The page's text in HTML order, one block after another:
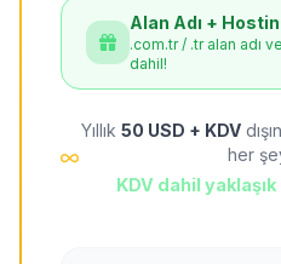
Alan Adı +
.com.tr / .tr alan adı
dahil!
Yıllık 50 USD + KDV
her
KDV dahil yaklaşık